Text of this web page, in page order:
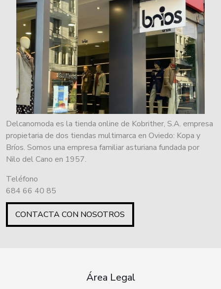
Delcanomoda es la tienda online de Kobrither, S.A. empresa
propietaria de dos tiendas multimarca en Oviedo: Kopa y
Bríos. Somos una empresa familiar asturiana fundada por
Nilo del Cano en 1957.
Teléfono
684 66 40 85
CONTACTA CON NOSOTROS
Área Legal